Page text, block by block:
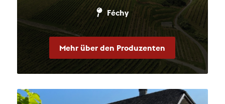
Féchy
Mehr über den Produzenten